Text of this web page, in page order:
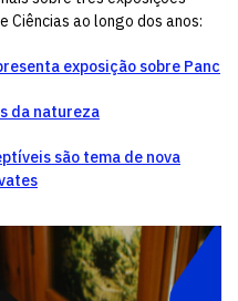
Ciências ao longo dos anos:
exposição sobre Panc
da natureza
são tema de nova